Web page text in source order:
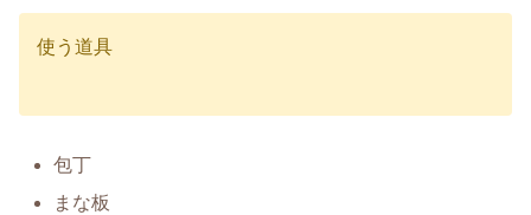
使う道具
包丁
まな板